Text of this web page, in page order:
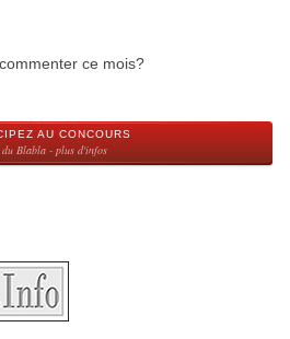
ce mois?
AU CONCOURS
du Blabla - plus d'infos